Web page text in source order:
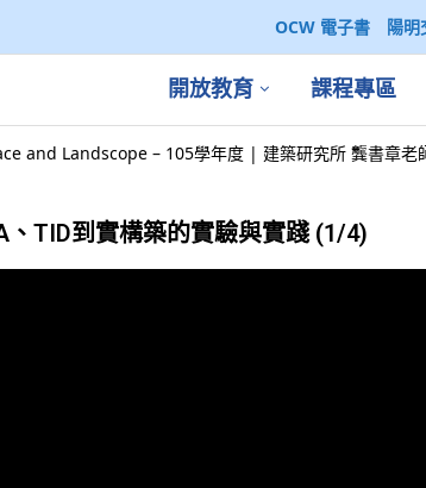
OCW 電子書 陽明
開放教育 課程專區
and Landscope – 105學年度 | 建築研究所 龔書章老
TID到實構築的實驗與實踐 (1/4)